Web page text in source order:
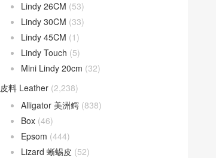
Lindy 26CM (53)
Lindy 30CM (33)
Lindy 45CM (1)
Lindy Touch (5)
Mini Lindy 20cm (32)
皮料 Leather (2,238)
Alligator 美洲鳄 (838)
Box (46)
Epsom (444)
Lizard 蜥蜴皮 (52)